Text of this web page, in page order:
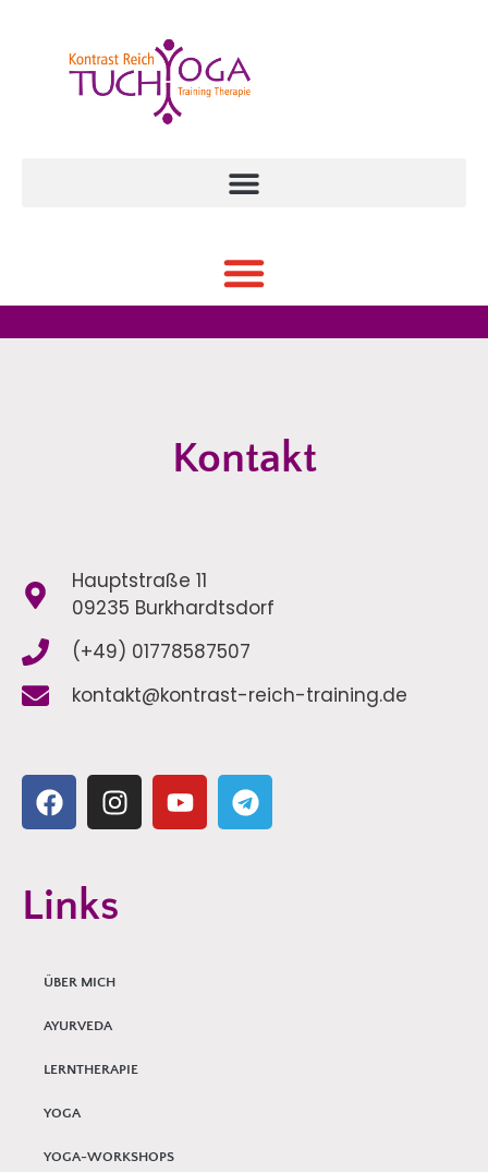
Kontakt
Hauptstraße 11
09235 Burkhardtsdorf
(+49) 01778587507
kontakt@kontrast-reich-training.de
Links
ÜBER MICH
AYURVEDA
LERNTHERAPIE
YOGA
YOGA-WORKSHOPS